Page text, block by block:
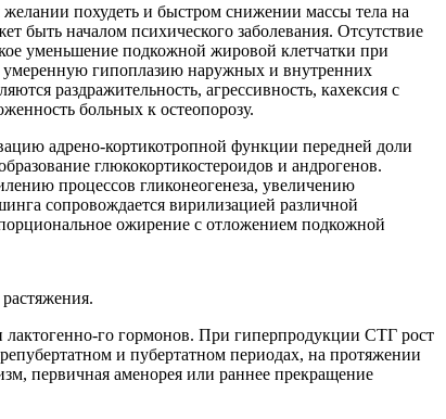
похудеть и быстром снижении массы тела на
быть началом психического заболевания. Отсутствие
уменьшение подкожной жировой клетчатки при
умеренную гипоплазию наружных и внутренних
раздражительность, агрессивность, кахексия с
больных к остеопорозу.
адрено-кортикотропной функции передней доли
глюкокортикостероидов и андрогенов.
процессов гликонеогенеза, увеличению
сопровождается вирилизацией различной
ожирение с отложением подкожной
лактогенно-го гормонов. При гиперпродукции СТГ рост
и пубертатном периодах, на протяжении
первичная аменорея или раннее прекращение